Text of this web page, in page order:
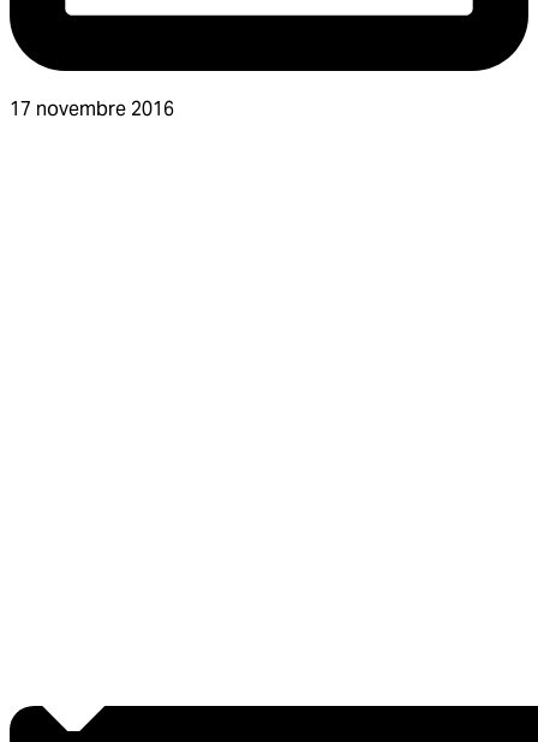
17 novembre 2016